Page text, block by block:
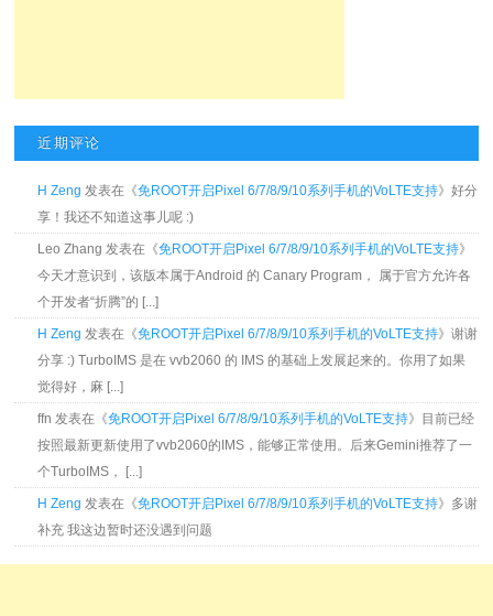
近期评论
H Zeng 发表在《免ROOT开启Pixel 6/7/8/9/10系列手机的VoLTE支持》好分
享！我还不知道这事儿呢 :)
Leo Zhang 发表在《免ROOT开启Pixel 6/7/8/9/10系列手机的VoLTE支持》
今天才意识到，该版本属于Android 的 Canary Program， 属于官方允许各
个开发者“折腾”的 [...]
H Zeng 发表在《免ROOT开启Pixel 6/7/8/9/10系列手机的VoLTE支持》谢谢
分享 :) TurboIMS 是在 vvb2060 的 IMS 的基础上发展起来的。你用了如果
觉得好，麻 [...]
ffn 发表在《免ROOT开启Pixel 6/7/8/9/10系列手机的VoLTE支持》目前已经
按照最新更新使用了vvb2060的IMS，能够正常使用。后来Gemini推荐了一
个TurboIMS， [...]
H Zeng 发表在《免ROOT开启Pixel 6/7/8/9/10系列手机的VoLTE支持》多谢
补充 我这边暂时还没遇到问题